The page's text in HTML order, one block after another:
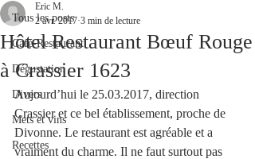
Tous les posts
Café-Restaurant
Dégustation
Divers
Mets et vins
Recettes
Hôtel Restaurant Bœuf Rouge
à Crassier 1623
Eric M.
2 avr. 2017 3 min de lecture
Aujourd’hui le 25.03.2017, direction
Crassier et ce bel établissement, proche de
Divonne. Le restaurant est agréable et a
vraiment du charme. Il ne faut surtout pas